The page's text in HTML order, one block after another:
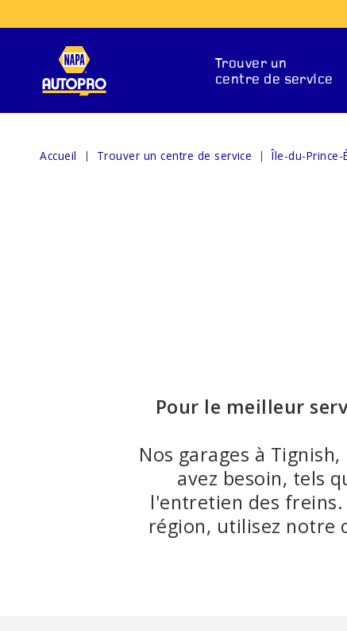
Trouver un
centre de service
SERVICES DE
AUTRES SERVICES
Accueil Trouver un centre de service Île-du-Prince-
Pour le meilleur
Nos garages à
avez besoin, tels
l'entretien des
région, utilisez notre